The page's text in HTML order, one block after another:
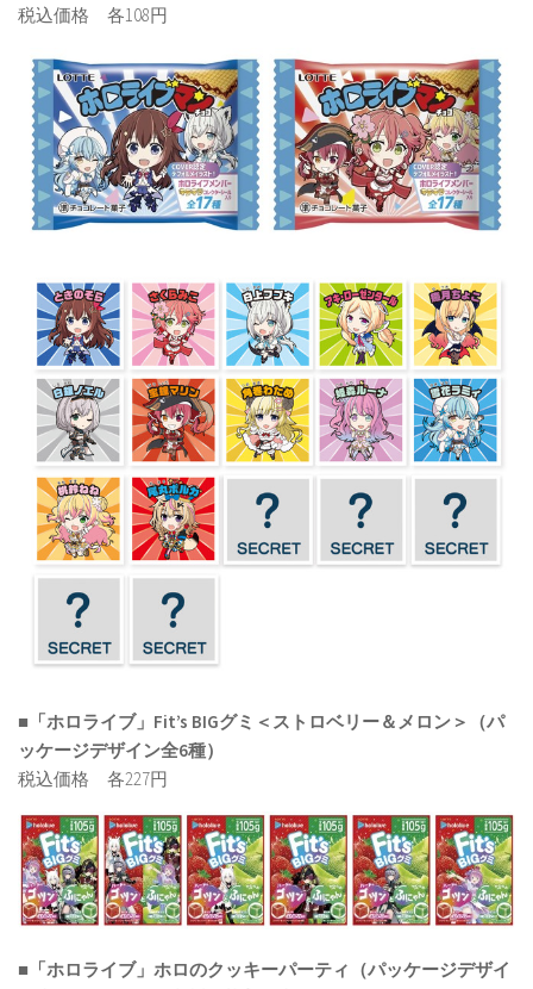
税込価格 各108円
■「ホロライブ」Fit’s BIGグミ＜ストロベリー＆メロン＞（パ
ッケージデザイン全6種）
税込価格 各227円
■「ホロライブ」ホロのクッキーパーティ（パッケージデザイ